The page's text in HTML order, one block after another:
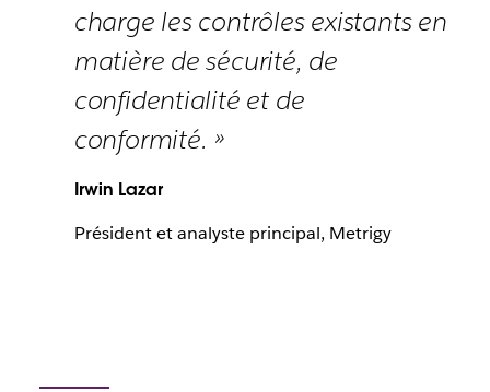
charge les contrôles existants en
matière de sécurité, de
confidentialité et de
conformité. »
Irwin Lazar
Président et analyste principal, Metrigy